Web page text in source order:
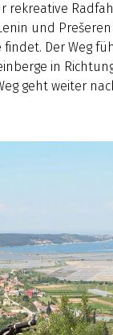
rekreative
und
Der Weg
in
geht weiter